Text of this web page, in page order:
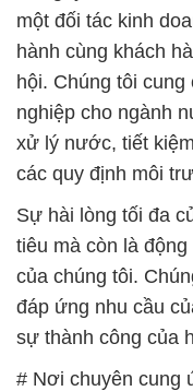
một đối tác kinh
hành cùng khách
hội. Chúng tôi
nghiệp cho ngành
xử lý nước, tiết
các quy định môi
Sự hài lòng tối đa
tiêu mà còn là
của chúng tôi.
đáp ứng nhu cầu
sự thành công của
# Nơi chuyên cung